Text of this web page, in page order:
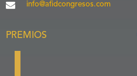
info@afidcongresos.com
PREMIOS